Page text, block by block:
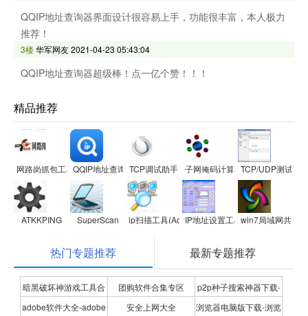
QQIP地址查询器界面设计很容易上手，功能很丰富，本人极力
推荐！
3楼华军网友2021-04-23 05:43:04
QQIP地址查询器超级棒！点一亿个赞！！！
精品推荐
网路岗抓包工具iptoolQQIP地址查询器TCP调试助手 子网掩码计算器TCP/UDP测试工
ATKKPING SuperScan ip扫描工具(Advanced IP Scanner)
IP地址设置工具win7局域网共享
热门专题推荐 最新专题推荐
暗黑破坏神游戏工具合
集
团购软件合集专区
p2p种子搜索神器下载-
P2P种子搜索神器专题
adobe软件大全-adobe 安全上网大全 浏览器电脑版下载-浏览